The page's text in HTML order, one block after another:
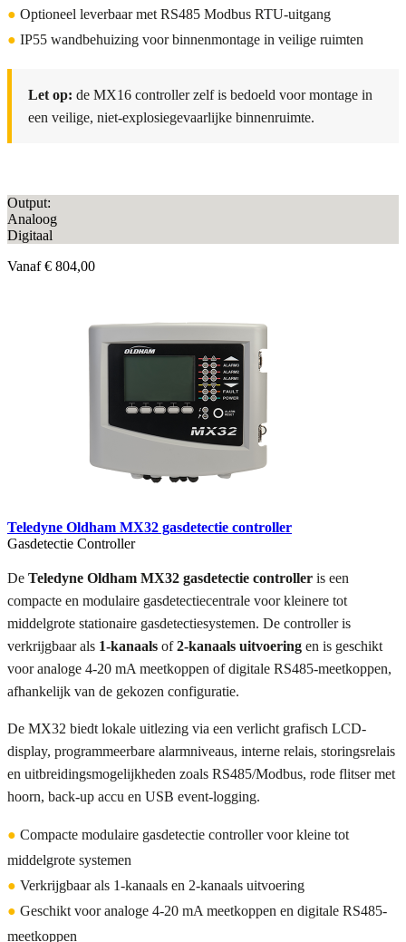
● Optioneel leverbaar met RS485 Modbus RTU-uitgang
● IP55 wandbehuizing voor binnenmontage in veilige ruimten
Let op: de MX16 controller zelf is bedoeld voor montage in
een veilige, niet-explosiegevaarlijke binnenruimte.
Output:
Analoog
Digitaal
Vanaf € 804,00
Teledyne Oldham MX32 gasdetectie controller
Gasdetectie Controller
De Teledyne Oldham MX32 gasdetectie controller is een
compacte en modulaire gasdetectiecentrale voor kleinere tot
middelgrote stationaire gasdetectiesystemen. De controller is
verkrijgbaar als 1-kanaals of2-kanaals uitvoering en is geschikt
voor analoge 4-20 mA meetkoppen of digitale RS485-meetkoppen,
afhankelijk van de gekozen configuratie.
De MX32 biedt lokale uitlezing via een verlicht grafisch LCD-
display, programmeerbare alarmniveaus, interne relais, storingsrelais
en uitbreidingsmogelijkheden zoals RS485/Modbus, rode flitser met
hoorn, back-up accu en USB event-logging.
● Compacte modulaire gasdetectie controller voor kleine tot
middelgrote systemen
● Verkrijgbaar als 1-kanaals en 2-kanaals uitvoering
● Geschikt voor analoge 4-20 mA meetkoppen en digitale RS485-
meetkoppen